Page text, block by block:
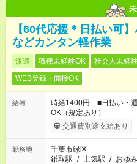
【60代応援＊日払い可
などカンタン軽作業
派遣 職種未経験OK 社会人未経
WEB登録・面接OK
給与
時給1400円 ■日払い・
OK（規定あり）
交通費別途支給あり
勤務地
千葉市緑区
鎌取駅 / 土気駅 / おゆ